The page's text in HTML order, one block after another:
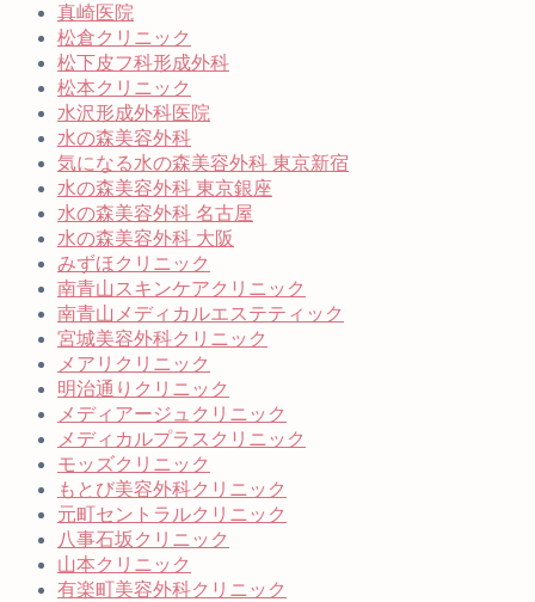
真崎医院
松倉クリニック
松下皮フ科形成外科
松本クリニック
水沢形成外科医院
水の森美容外科
気になる水の森美容外科 東京新宿
水の森美容外科 東京銀座
水の森美容外科 名古屋
水の森美容外科 大阪
みずほクリニック
南青山スキンケアクリニック
南青山メディカルエステティック
宮城美容外科クリニック
メアリクリニック
明治通りクリニック
メディアージュクリニック
メディカルプラスクリニック
モッズクリニック
もとび美容外科クリニック
元町セントラルクリニック
八事石坂クリニック
山本クリニック
有楽町美容外科クリニック